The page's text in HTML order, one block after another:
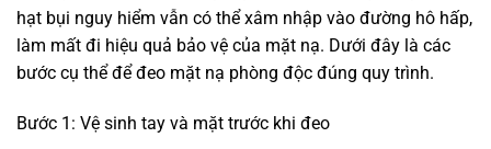
hạt bụi nguy hiểm vẫn có thể xâm nhập vào đường hô hấp,
làm mất đi hiệu quả bảo vệ của mặt nạ. Dưới đây là các
bước cụ thể để đeo mặt nạ phòng độc đúng quy trình.
Bước 1: Vệ sinh tay và mặt trước khi đeo